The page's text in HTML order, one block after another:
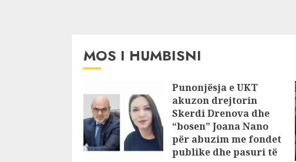
MOS I HUMBISNI
Punonjësja e UKT
akuzon drejtorin
Skerdi Drenova dhe
“bosen” Joana Nano
për abuzim me fondet
publike dhe pasuri të